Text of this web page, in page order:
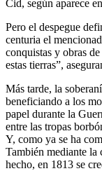
Cid, según aparece
Pero el despegue
centuria el
conquistas y obras
estas tierras”,
Más tarde, la
beneficiando a los
papel durante la
entre las tropas
Y, como ya se ha
También mediante la
hecho, en 1813 se